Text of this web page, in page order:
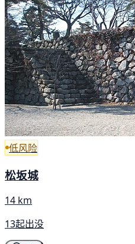
低风险
松坂城
14 km
13起出没